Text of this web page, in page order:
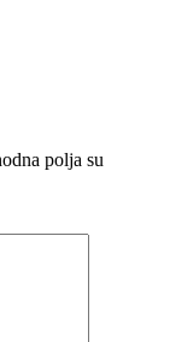
polja su